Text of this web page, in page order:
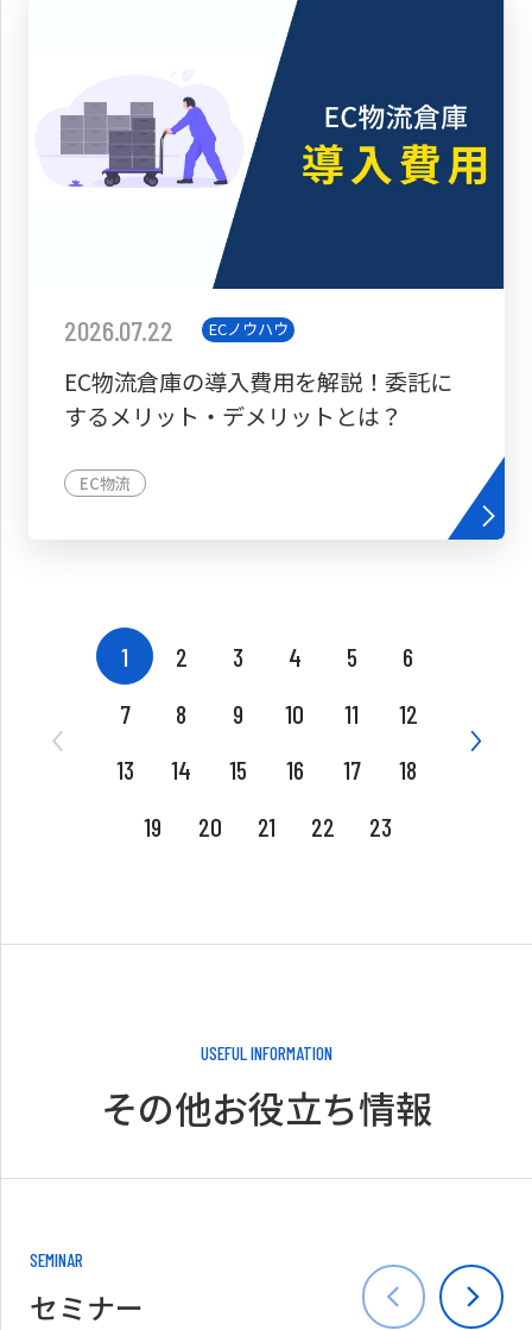
2026.07.22 ECノウハウ
EC物流倉庫の導入費用を解説！委託に
するメリット・デメリットとは？
EC物流
1 2 3 4 5
6
7
8 9 10 11
12
13
14 15 16 17
18
19
20 21 22 23
USEFUL INFORMATION
その他お役立ち情報
SEMINAR
セミナー